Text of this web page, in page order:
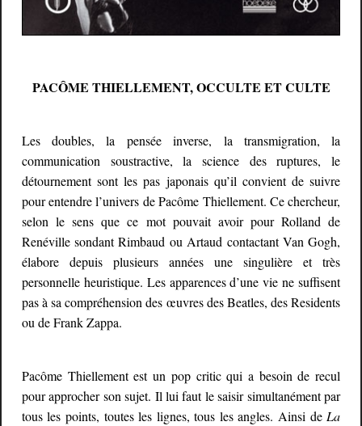
PACÔME THIELLEMENT, OCCULTE ET CULTE
Les doubles, la pensée inverse, la transmigration, la
communication soustractive, la science des ruptures, le
détournement sont les pas japonais qu’il convient de suivre
pour entendre l’univers de Pacôme Thiellement. Ce chercheur,
selon le sens que ce mot pouvait avoir pour Rolland de
Renéville sondant Rimbaud ou Artaud contactant Van Gogh,
élabore depuis plusieurs années une singulière et très
personnelle heuristique. Les apparences d’une vie ne suffisent
pas à sa compréhension des œuvres des Beatles, des Residents
ou de Frank Zappa.
Pacôme Thiellement est un pop critic qui a besoin de recul
pour approcher son sujet. Il lui faut le saisir simultanément par
tous les points, toutes les lignes, tous les angles. Ainsi de La